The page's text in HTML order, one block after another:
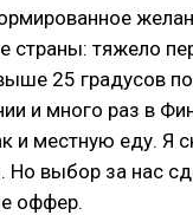
страны: тяжело
25 градусов
и много раз в
и местную еду. Я
Но выбор за нас
оффер.